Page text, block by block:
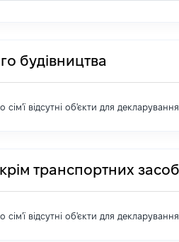
будівництва
відсутні об'єкти для
транспортних
відсутні об'єкти для